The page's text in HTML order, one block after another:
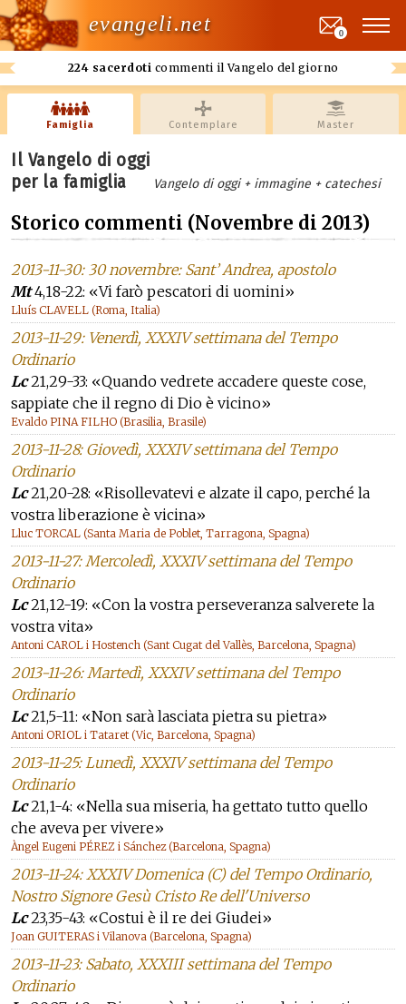
evangeli.net
224 sacerdoti commenti il Vangelo del giorno
0
Famiglia Contemplare Master
Il Vangelo di oggi
per la famiglia
Vangelo di oggi + immagine + catechesi
Storico commenti (Novembre di 2013)
2013-11-30: 30 novembre: Sant’ Andrea, apostolo
Mt4,18-22: «Vi farò pescatori di uomini»
Lluís CLAVELL (Roma, Italia)
2013-11-29: Venerdì, XXXIV settimana del Tempo
Ordinario
Lc21,29-33: «Quando vedrete accadere queste cose,
sappiate che il regno di Dio è vicino»
Evaldo PINA FILHO (Brasilia, Brasile)
2013-11-28: Giovedì, XXXIV settimana del Tempo
Ordinario
Lc21,20-28: «Risollevatevi e alzate il capo, perché la
vostra liberazione è vicina»
Lluc TORCAL (Santa Maria de Poblet, Tarragona, Spagna)
2013-11-27: Mercoledì, XXXIV settimana del Tempo
Ordinario
Lc21,12-19: «Con la vostra perseveranza salverete la
vostra vita»
Antoni CAROL i Hostench (Sant Cugat del Vallès, Barcelona, Spagna)
2013-11-26: Martedì, XXXIV settimana del Tempo
Ordinario
Lc21,5-11: «Non sarà lasciata pietra su pietra»
Antoni ORIOL i Tataret (Vic, Barcelona, Spagna)
2013-11-25: Lunedì, XXXIV settimana del Tempo
Ordinario
Lc21,1-4: «Nella sua miseria, ha gettato tutto quello
che aveva per vivere»
Àngel Eugeni PÉREZ i Sánchez (Barcelona, Spagna)
2013-11-24: XXXIV Domenica (C) del Tempo Ordinario,
Nostro Signore Gesù Cristo Re dell'Universo
Lc23,35-43: «Costui è il re dei Giudei»
Joan GUITERAS i Vilanova (Barcelona, Spagna)
2013-11-23: Sabato, XXXIII settimana del Tempo
Ordinario